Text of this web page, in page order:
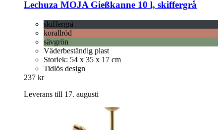
Lechuza MOJA Gießkanne 10 l, skiffergrå
skiffergrå
korallröd
sävgrön
Väderbeständig plast
Storlek: 54 x 35 x 17 cm
Tidlös design
237 kr
Leverans till 17. augusti